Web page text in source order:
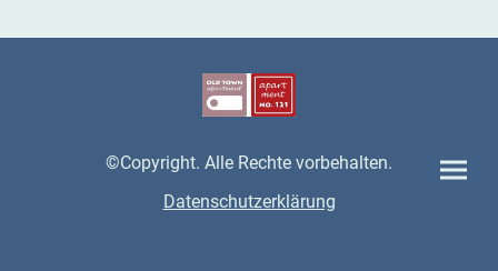
©Copyright. Alle Rechte vorbehalten.
Datenschutzerklärung